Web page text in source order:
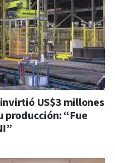
US$3 millones
producción: “Fue